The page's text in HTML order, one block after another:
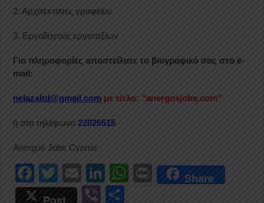
2. Αρχιτέκτονες γραφείου
3. Εργοδηγούς εργοταξίων
Για πληροφορίες αποστείλατε το βιογραφικό σας στο e-
mail:
nelazaltd@gmail.com με τίτλο: “anergosjobs.com”
ή στο τηλέφωνο22026515
Anergos Jobs Cyprus
F
a
T
wi
E
m
Li
n
W Pr
Share
Post
Vi